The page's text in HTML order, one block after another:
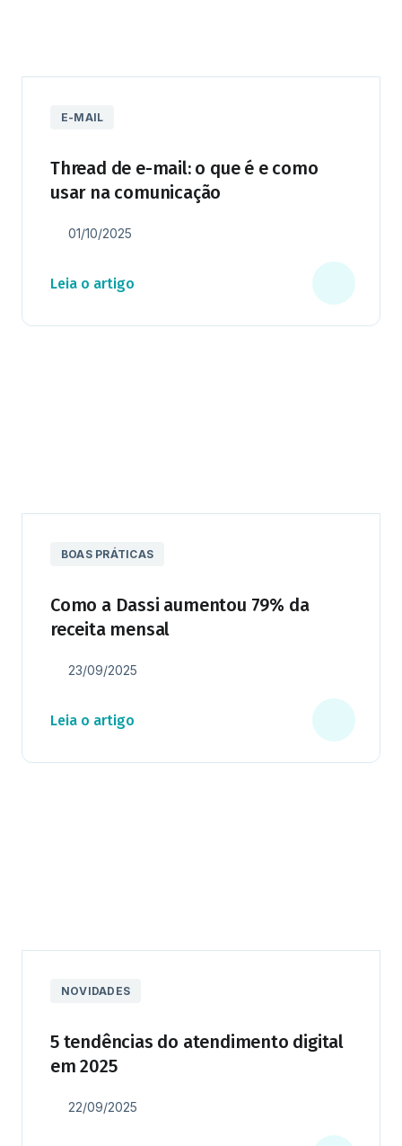
E-MAIL
Thread de e-mail: o que é e como
usar na comunicação
01/10/2025
Leia o artigo
BOAS PRÁTICAS
Como a Dassi aumentou 79% da
receita mensal
23/09/2025
Leia o artigo
NOVIDADES
5 tendências do atendimento digital
em 2025
22/09/2025